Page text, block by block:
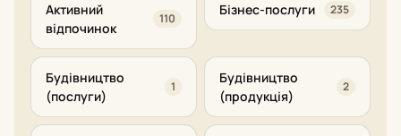
Активний
відпочинок
110
Бізнес-послуги 235
Будівництво
(послуги)
1
Будівництво
(продукція)
2